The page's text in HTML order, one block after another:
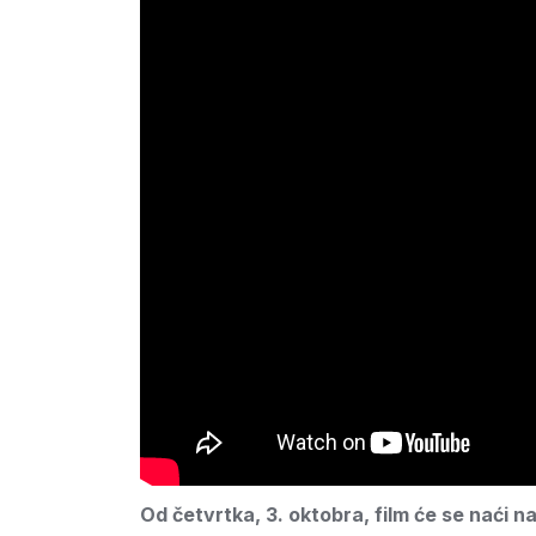
Od četvrtka, 3. oktobra, film će se naći